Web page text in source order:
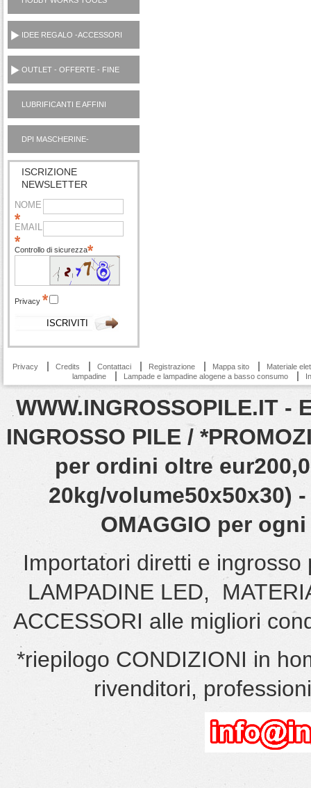
UTENSILI CASA
IDEE REGALO -ACCESSORI
OUTLET - OFFERTE - FINE
SERIE
LUBRIFICANTI E AFFINI
MOTORI AUTO OUTLET
DPI MASCHERINE-
IGIENIZZANTI
ISCRIZIONE
NEWSLETTER
NOME
EMAIL
Controllo di sicurezza
Privacy
Privacy Credits Contattaci Registrazione Mappa sito
Materiale
lampadine
Lampade e lampadine alogene a basso consumo
WWW.INGROSSOPILE.IT -
INGROSSO PILE /
per ordini oltre
20kg/volume50x50x30)
OMAGGIO per
Importatori diretti e
LAMPADINE LED,
ACCESSORI alle migliori
*riepilogo CONDIZIONI in
rivenditori,